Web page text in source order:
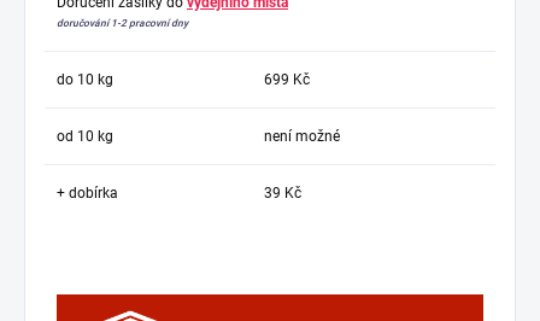
doručování 1-2 pracovní dny
do 10 kg 699 Kč
od 10 kg není možné
+ dobírka 39 Kč